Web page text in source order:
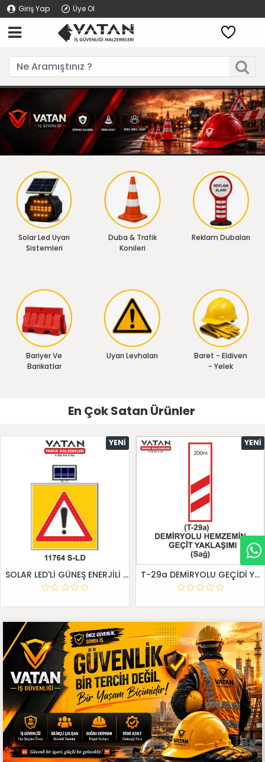
Giriş Yap Üye Ol
Solar Led Uyarı
Sistemleri
Duba & Trafik
Konileri
Reklam Dubaları
Bariyer Ve
Barikatlar
Uyarı Levhaları
Baret - Eldiven
- Yelek
En Çok Satan Ürünler
YENI
SOLAR LED'Lİ GÜNEŞ ENERJİLİ LEVHA
YENI
T-29a DEMİRYOLU GEÇİDİ YAKLAŞIM LEVHALARI (Sağ)